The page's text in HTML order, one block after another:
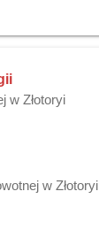
w Złotoryi
w Złotoryi